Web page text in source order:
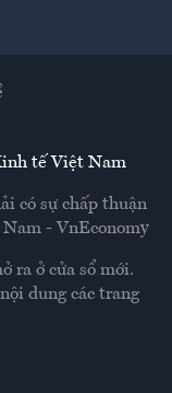
tế Việt Nam
có sự chấp thuận
- VnEconomy
ra ở cửa sổ mới.
dung các trang